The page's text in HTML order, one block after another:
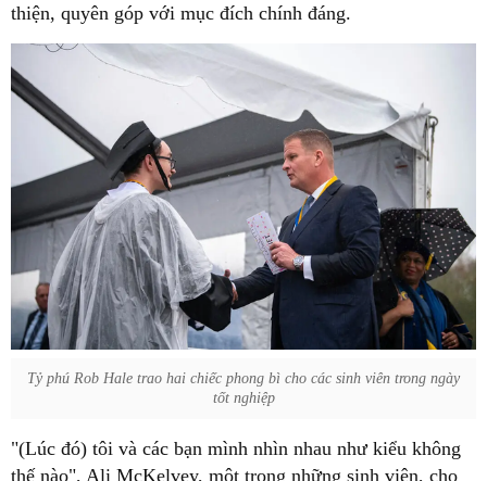
thiện, quyên góp với mục đích chính đáng.
Tỷ phú Rob Hale trao hai chiếc phong bì cho các sinh viên trong ngày
tốt nghiệp
"(Lúc đó) tôi và các bạn mình nhìn nhau như kiểu không
thế nào", Ali McKelvey, một trong những sinh viên, cho